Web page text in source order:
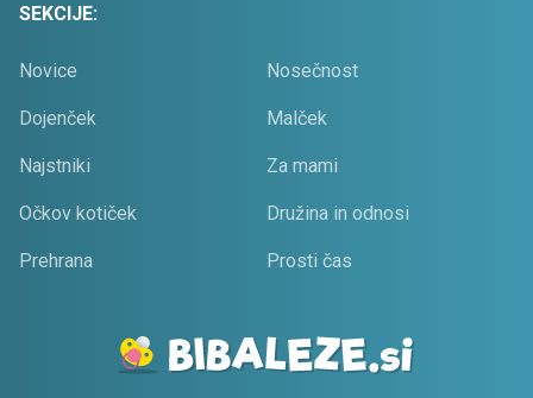
SEKCIJE:
Novice Nosečnost
Dojenček Malček
Najstniki Za mami
Očkov kotiček Družina in odnosi
Prehrana Prosti čas